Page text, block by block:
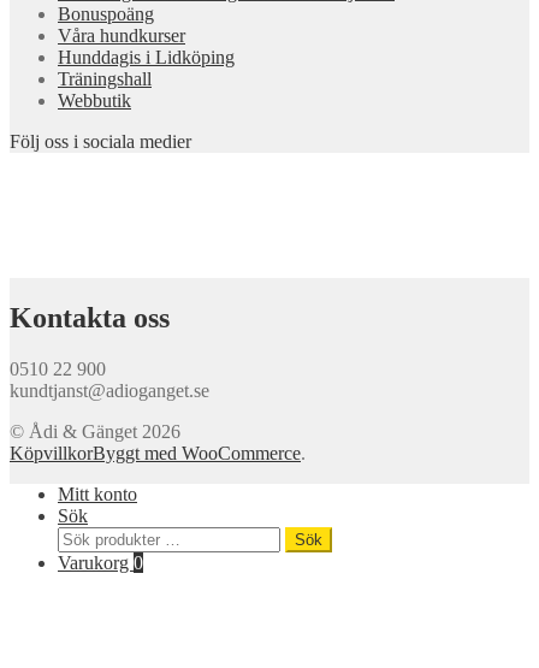
Bonuspoäng
Våra hundkurser
Hunddagis i Lidköping
Träningshall
Webbutik
Följ oss i sociala medier
Kontakta oss
0510 22 900
kundtjanst@adioganget.se
© Ådi & Gänget 2026
KöpvillkorByggt med WooCommerce.
Mitt konto
Sök
Sök
efter:
Sök
Varukorg 0